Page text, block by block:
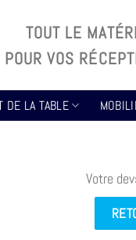
TOUT LE
POUR VOS
DE LA TABLE
Votre